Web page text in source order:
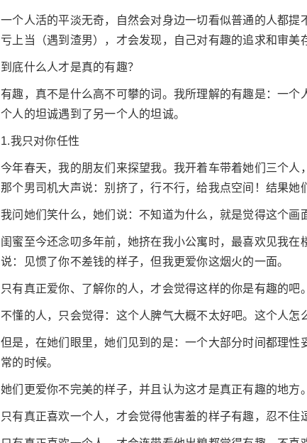
一个人活的平淡无奇，自然会对身边一切看似普通的人都提
亏上当（遇到渣男），才会发现，自己对有趣的追求和审美
到底什么人才是真的有趣？
有趣，真不是什么高不可攀的词。我所理解的有趣是：一
个人的坦诚遇到了另一个人的坦诚。
1.我只对你任性
今年春天，我的朋友们来探望我。我开着车带着她们三个
那个男司机大声说：别挤了，行不行，给我点空间！结果她
我问她们笑什么，她们说：不知道为什么，就是觉得这个画
闺蜜至今还念叨多年前，她挤在我小公寓时，最喜欢见我
说：见惯了你不差钱的样子，但我更爱你这烟火的一面。
只有真正爱你、了解你的人，才会觉得这样的你是有趣的吧。
不懂的人，只会觉得：这个人脾气大概不太好吧。这个人怎
但是，在她们眼里，她们见到的是：一个大部分时间都理
常的时候。
她们更爱你不完美的样子，并且认为这才是真正有趣的地方。
只有真正喜欢一个人，才会觉得他害羞的样子有趣，忍不住